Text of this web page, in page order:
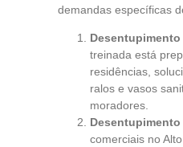
demandas específicas
treinada está
residências,
ralos e vasos
moradores.
comerciais no